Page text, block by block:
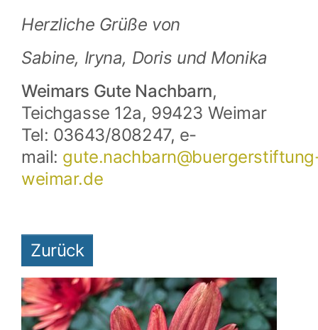
Herzliche Grüße von
Sabine, Iryna, Doris und Monika
Weimars Gute Nachbarn,
Teichgasse 12a, 99423 Weimar
Tel: 03643/808247, e-
mail: gute.nachbarn@
weimar.de
Zurück